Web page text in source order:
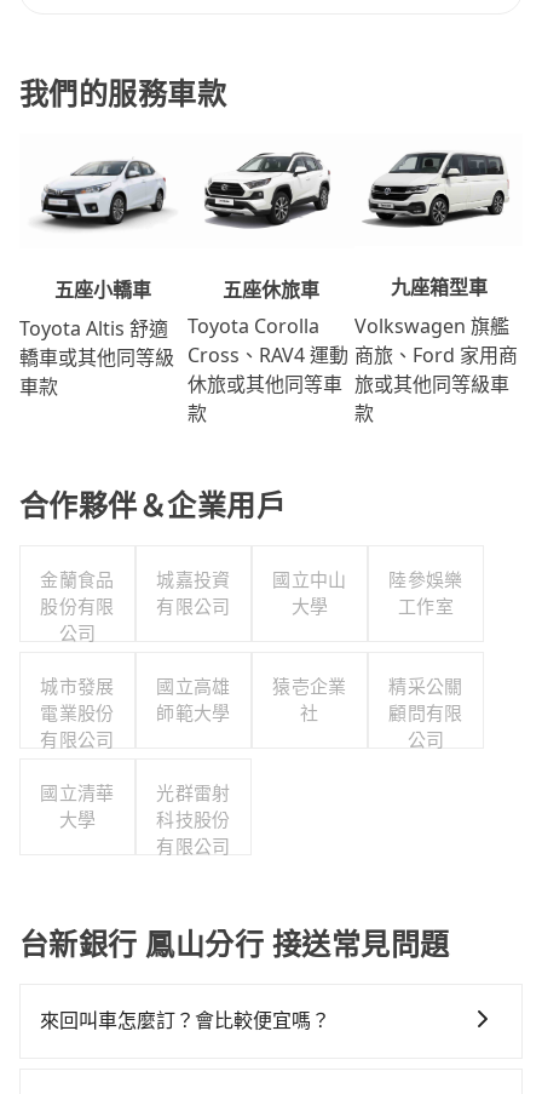
我們的服務車款
五座小轎車
Toyota Altis 舒適
轎車或其他同等級
車款
五座休旅車
Toyota Corolla
Cross、RAV4 運動
休旅或其他同等車
款
九座箱型車
Volkswagen 旗艦
商旅、Ford 家用商
旅或其他同等級車
款
合作夥伴＆企業用戶
金蘭食品
股份有限
公司
城嘉投資
有限公司
國立中山
大學
陸參娛樂
工作室
城市發展
電業股份
有限公司
國立高雄
師範大學
猿壱企業
社
精采公關
顧問有限
公司
國立清華
大學
光群雷射
科技股份
有限公司
台新銀行 鳳山分行 接送常見問題
來回叫車怎麼訂？會比較便宜嗎？